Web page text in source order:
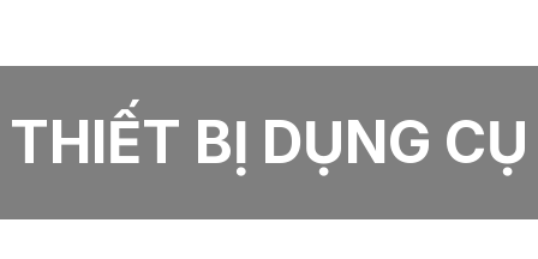
THIẾT BỊ DỤNG CỤ